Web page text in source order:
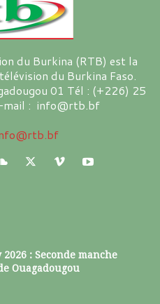
du Burkina (RTB) est la
du Burkina Faso.
01 Tél : (+226) 25
: info@rtb.bf
2026 : Seconde manche
Ouagadougou